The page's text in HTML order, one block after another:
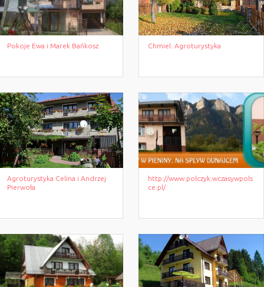
Pokoje Ewa i Marek Bańkosz Chmiel. Agroturystyka
Agroturystyka Celina i Andrzej
Pierwoła
http://www.polczyk.wczasywpols
ce.pl/